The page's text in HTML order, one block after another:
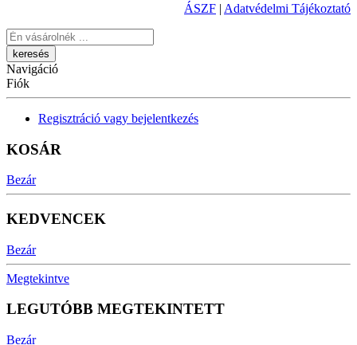
ÁSZF | Adatvédelmi Tájékoztató
Keresés
Navigáció
Fiók
Regisztráció vagy bejelentkezés
KOSÁR
Bezár
KEDVENCEK
Bezár
Megtekintve
LEGUTÓBB MEGTEKINTETT
Bezár